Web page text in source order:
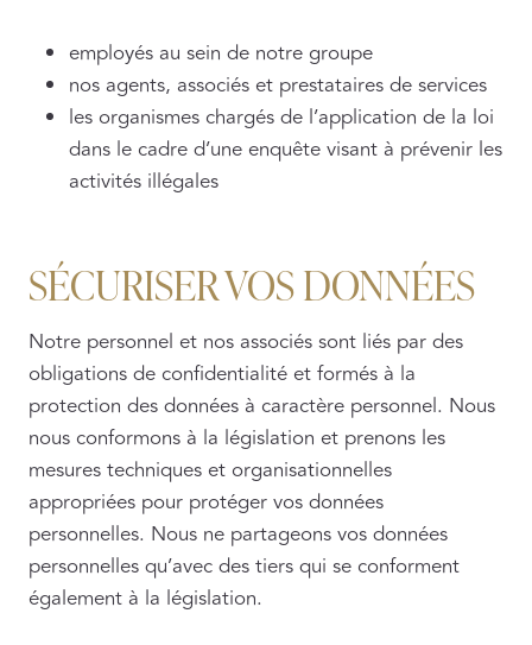
employés au sein de notre groupe
nos agents, associés et prestataires de services
les organismes chargés de l’application de la loi
dans le cadre d’une enquête visant à prévenir les
activités illégales
SÉCURISER VOS DONNÉES
Notre personnel et nos associés sont liés par des
obligations de confidentialité et formés à la
protection des données à caractère personnel. Nous
nous conformons à la législation et prenons les
mesures techniques et organisationnelles
appropriées pour protéger vos données
personnelles. Nous ne partageons vos données
personnelles qu’avec des tiers qui se conforment
également à la législation.